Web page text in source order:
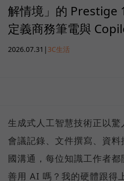
解情境」的 Prestige
定義商務筆電與
2026.07.31 | 3C生活
生成式人工智慧技術正以
會議記錄、文件撰寫、資
國溝通，每位知識工作者
善用 AI 嗎？我的硬體跟得